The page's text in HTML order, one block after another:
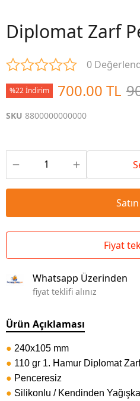
Diplomat Zarf
0
%22 İndirim 700.00 TL
SKU 8800000000000
Fiyat
Whatsapp Üzerinden
fiyat teklifi alınız
Ürün Açıklaması
● 240x105 mm
● 110 gr 1. Hamur Diplomat Zarf
● Penceresiz
● Silikonlu / Kendinden